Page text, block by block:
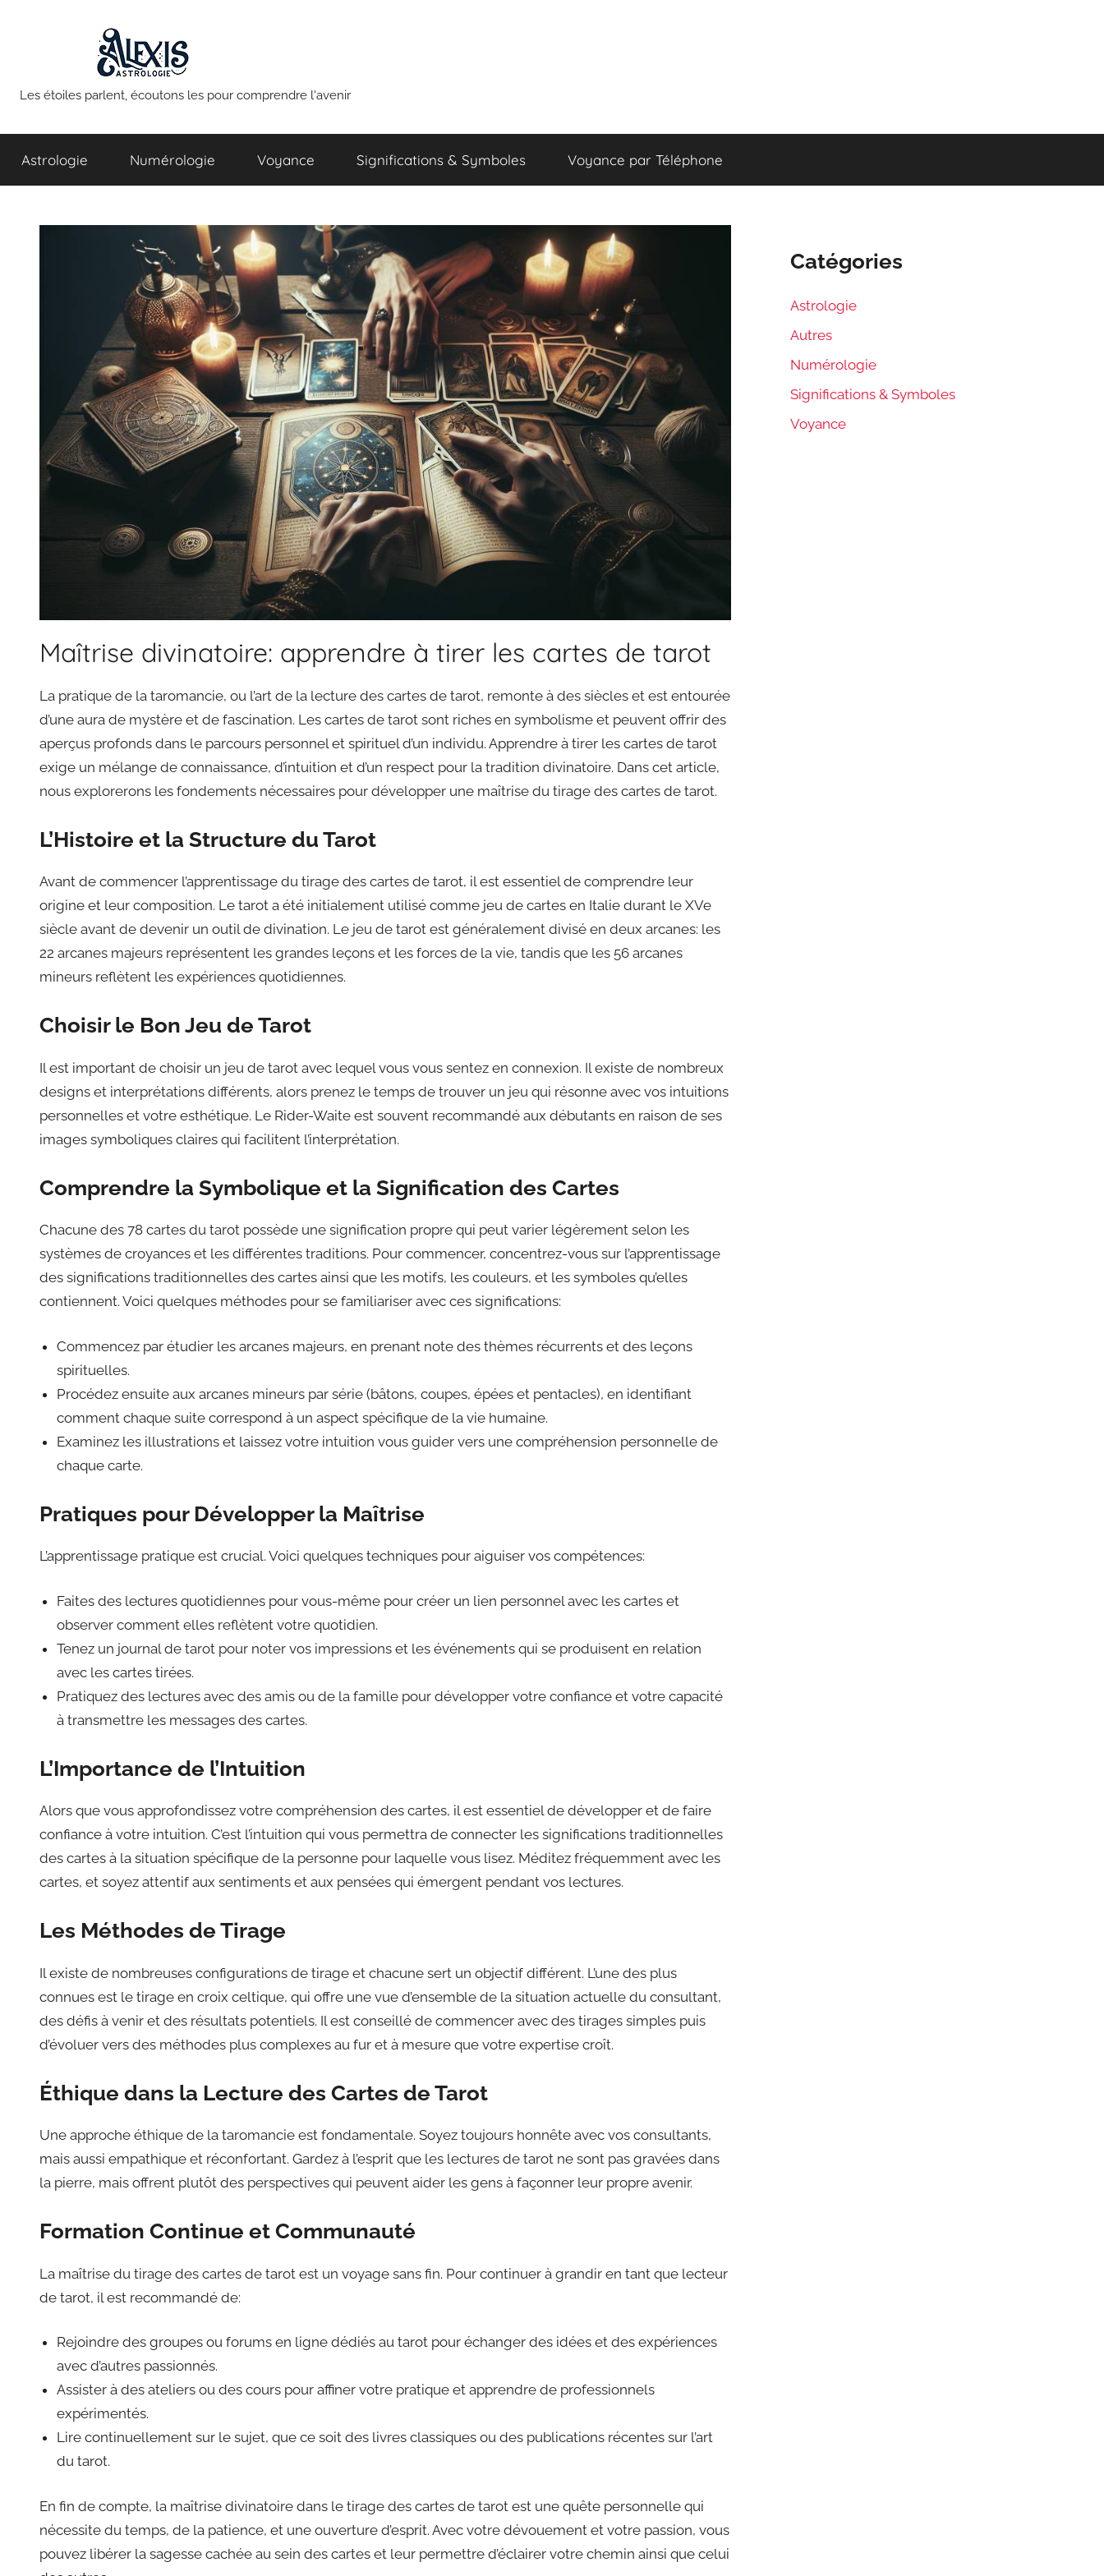
Alexis
Astrologie
Les étoiles parlent, écoutons les pour comprendre l'avenir
Astrologie Numérologie Voyance Significations & Symboles Voyance par Téléphone
Maîtrise divinatoire: apprendre à tirer les cartes de tarot
La pratique de la taromancie, ou l’art de la lecture des cartes de tarot, remonte à des siècles et est entourée
d’une aura de mystère et de fascination. Les cartes de tarot sont riches en symbolisme et peuvent offrir des
aperçus profonds dans le parcours personnel et spirituel d’un individu. Apprendre à tirer les cartes de tarot
exige un mélange de connaissance, d’intuition et d’un respect pour la tradition divinatoire. Dans cet article,
nous explorerons les fondements nécessaires pour développer une maîtrise du tirage des cartes de tarot.
L’Histoire et la Structure du Tarot
Avant de commencer l’apprentissage du tirage des cartes de tarot, il est essentiel de comprendre leur
origine et leur composition. Le tarot a été initialement utilisé comme jeu de cartes en Italie durant le XVe
siècle avant de devenir un outil de divination. Le jeu de tarot est généralement divisé en deux arcanes: les
22 arcanes majeurs représentent les grandes leçons et les forces de la vie, tandis que les 56 arcanes
mineurs reflètent les expériences quotidiennes.
Choisir le Bon Jeu de Tarot
Il est important de choisir un jeu de tarot avec lequel vous vous sentez en connexion. Il existe de nombreux
designs et interprétations différents, alors prenez le temps de trouver un jeu qui résonne avec vos intuitions
personnelles et votre esthétique. Le Rider-Waite est souvent recommandé aux débutants en raison de ses
images symboliques claires qui facilitent l’interprétation.
Comprendre la Symbolique et la Signification des Cartes
Chacune des 78 cartes du tarot possède une signification propre qui peut varier légèrement selon les
systèmes de croyances et les différentes traditions. Pour commencer, concentrez-vous sur l’apprentissage
des significations traditionnelles des cartes ainsi que les motifs, les couleurs, et les symboles qu’elles
contiennent. Voici quelques méthodes pour se familiariser avec ces significations:
Commencez par étudier les arcanes majeurs, en prenant note des thèmes récurrents et des leçons
spirituelles.
Procédez ensuite aux arcanes mineurs par série (bâtons, coupes, épées et pentacles), en identifiant
comment chaque suite correspond à un aspect spécifique de la vie humaine.
Examinez les illustrations et laissez votre intuition vous guider vers une compréhension personnelle de
chaque carte.
Pratiques pour Développer la Maîtrise
L’apprentissage pratique est crucial. Voici quelques techniques pour aiguiser vos compétences:
Faites des lectures quotidiennes pour vous-même pour créer un lien personnel avec les cartes et
observer comment elles reflètent votre quotidien.
Tenez un journal de tarot pour noter vos impressions et les événements qui se produisent en relation
avec les cartes tirées.
Pratiquez des lectures avec des amis ou de la famille pour développer votre confiance et votre capacité
à transmettre les messages des cartes.
L’Importance de l’Intuition
Alors que vous approfondissez votre compréhension des cartes, il est essentiel de développer et de faire
confiance à votre intuition. C’est l’intuition qui vous permettra de connecter les significations traditionnelles
des cartes à la situation spécifique de la personne pour laquelle vous lisez. Méditez fréquemment avec les
cartes, et soyez attentif aux sentiments et aux pensées qui émergent pendant vos lectures.
Les Méthodes de Tirage
Il existe de nombreuses configurations de tirage et chacune sert un objectif différent. L’une des plus
connues est le tirage en croix celtique, qui offre une vue d’ensemble de la situation actuelle du consultant,
des défis à venir et des résultats potentiels. Il est conseillé de commencer avec des tirages simples puis
d’évoluer vers des méthodes plus complexes au fur et à mesure que votre expertise croît.
Éthique dans la Lecture des Cartes de Tarot
Une approche éthique de la taromancie est fondamentale. Soyez toujours honnête avec vos consultants,
mais aussi empathique et réconfortant. Gardez à l’esprit que les lectures de tarot ne sont pas gravées dans
la pierre, mais offrent plutôt des perspectives qui peuvent aider les gens à façonner leur propre avenir.
Formation Continue et Communauté
La maîtrise du tirage des cartes de tarot est un voyage sans fin. Pour continuer à grandir en tant que lecteur
de tarot, il est recommandé de:
Rejoindre des groupes ou forums en ligne dédiés au tarot pour échanger des idées et des expériences
avec d’autres passionnés.
Assister à des ateliers ou des cours pour affiner votre pratique et apprendre de professionnels
expérimentés.
Lire continuellement sur le sujet, que ce soit des livres classiques ou des publications récentes sur l’art
du tarot.
En fin de compte, la maîtrise divinatoire dans le tirage des cartes de tarot est une quête personnelle qui
nécessite du temps, de la patience, et une ouverture d’esprit. Avec votre dévouement et votre passion, vous
pouvez libérer la sagesse cachée au sein des cartes et leur permettre d’éclairer votre chemin ainsi que celui
Catégories
Astrologie
Autres
Numérologie
Significations & Symboles
Voyance